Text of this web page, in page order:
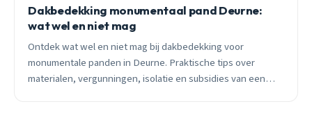
Dakbedekking monumentaal pand Deurne:
wat wel en niet mag
Ontdek wat wel en niet mag bij dakbedekking voor
monumentale panden in Deurne. Praktische tips over
materialen, vergunningen, isolatie en subsidies van een